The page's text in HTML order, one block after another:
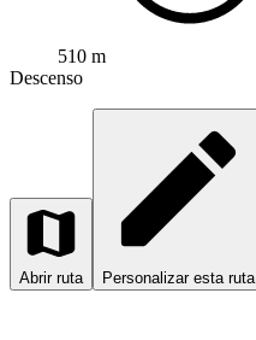
510 m
Descenso
Abrir ruta Personalizar esta ruta